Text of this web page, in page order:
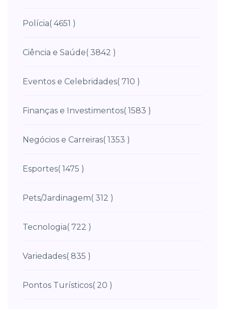
Polícia( 4651 )
Ciência e Saúde( 3842 )
Eventos e Celebridades( 710 )
Finanças e Investimentos( 1583 )
Negócios e Carreiras( 1353 )
Esportes( 1475 )
Pets/Jardinagem( 312 )
Tecnologia( 722 )
Variedades( 835 )
Pontos Turísticos( 20 )